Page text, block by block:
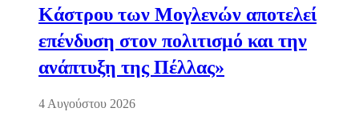
Κάστρου των Μογλενών αποτελεί
επένδυση στον πολιτισμό και την
ανάπτυξη της Πέλλας»
4 Αυγούστου 2026